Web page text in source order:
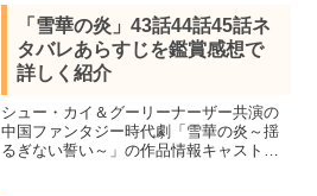
生回数が早々に21億回を突破した話題
作。「雪華の炎」43話44話45話ネ
タバレあらすじを鑑賞感想で
詳しく紹介
シュー・カイ＆グーリーナーザー共演の
中国ファンタジー時代劇「雪華の炎～揺
るぎない誓い～」の作品情報キャスト、